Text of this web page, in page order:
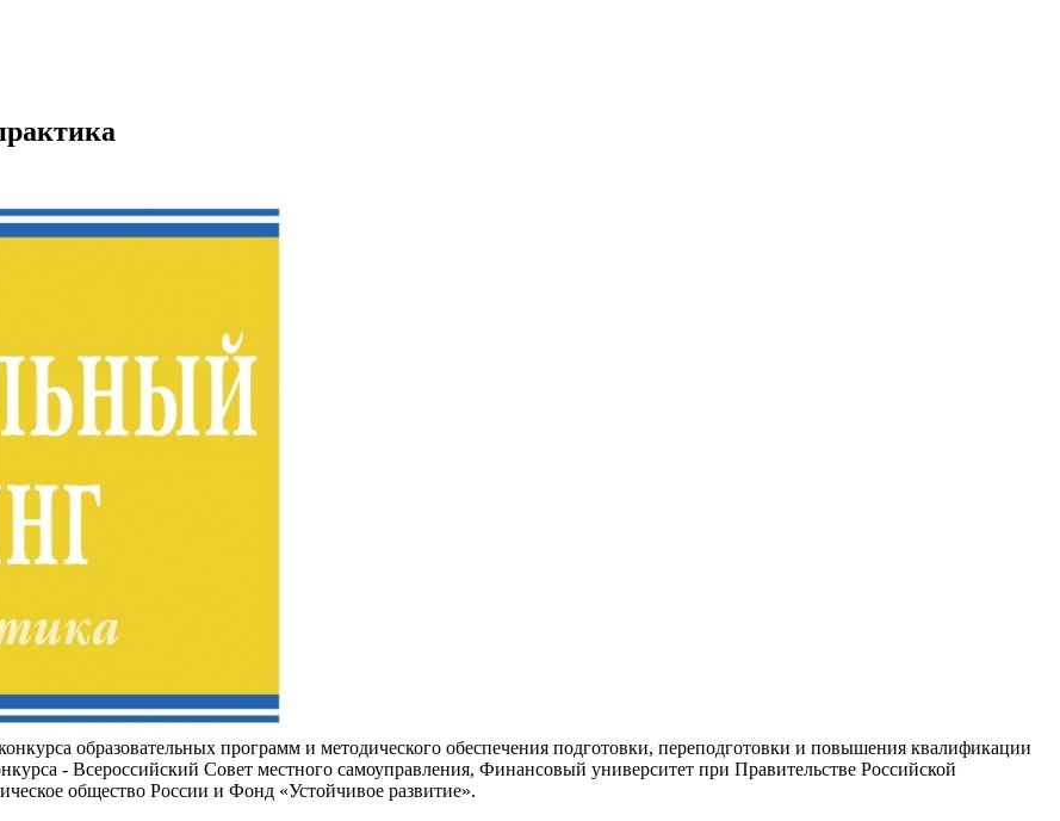
образовательных программ и методического обеспечения подготовки, переподготовки и повышения квалификации
- Всероссийский Совет местного самоуправления, Финансовый университет при Правительстве Российской
общество России и Фонд «Устойчивое развитие».